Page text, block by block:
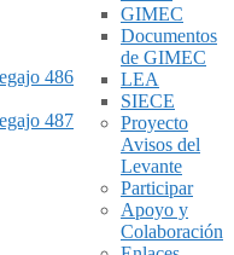
486
487
GIMEC
Documentos
de GIMEC
LEA
SIECE
Proyecto
Avisos del
Levante
Participar
Apoyo y
Colaboración